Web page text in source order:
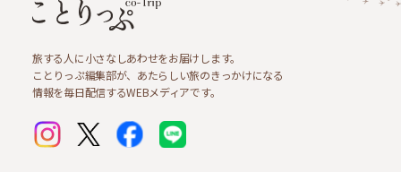
旅する人に小さなしあわせをお届けします。
ことりっぷ編集部が、あたらしい旅のきっかけになる
情報を毎日配信するWEBメディアです。